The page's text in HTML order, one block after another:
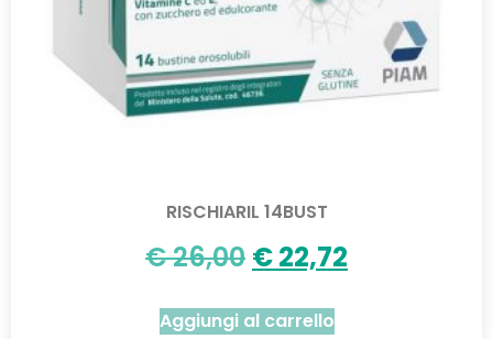
RISCHIARIL 14BUST
€26,00 €22,72
Aggiungi al carrello